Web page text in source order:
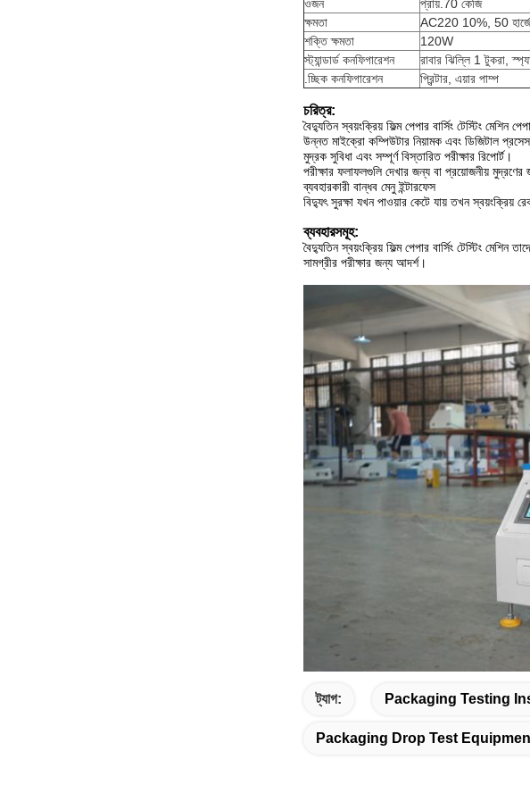
ওজন
প্রায়.70 কেজি
ক্ষমতা
AC220 10%, 50
শক্তি ক্ষমতা
120W
স্ট্যান্ডার্ড কনফিগারেশন
রাবার ঝিল্লি 1 টুকরা,
.চ্ছিক কনফিগারেশন
প্রিন্টার, এয়ার পাম্প
চরিত্র:
বৈদ্যুতিন স্বয়ংক্রিয় ফিল্ম পেপার বার্সিং টেস্টিং মেশিন
উন্নত মাইক্রো কম্পিউটার নিয়ামক এবং ডিজিটাল
মুদ্রক সুবিধা এবং সম্পূর্ণ বিস্তারিত পরীক্ষার রিপোর্ট।
পরীক্ষার ফলাফলগুলি দেখার জন্য বা প্রয়োজনীয় মুদ্রণের
ব্যবহারকারী বান্ধব মেনু ইন্টারফেস
বিদ্যুৎ সুরক্ষা যখন পাওয়ার কেটে যায় তখন স্বয়ংক্রিয়
ব্যবহারসমূহ:
বৈদ্যুতিন স্বয়ংক্রিয় ফিল্ম পেপার বার্সিং টেস্টিং
সামগ্রীর পরীক্ষার জন্য আদর্শ।
ট্যাগ: Packaging Testing
Packaging Drop Test